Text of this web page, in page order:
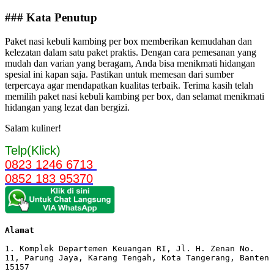
### Kata Penutup
Paket nasi kebuli kambing per box memberikan kemudahan dan
kelezatan dalam satu paket praktis. Dengan cara pemesanan yang
mudah dan varian yang beragam, Anda bisa menikmati hidangan
spesial ini kapan saja. Pastikan untuk memesan dari sumber
terpercaya agar mendapatkan kualitas terbaik. Terima kasih telah
memilih paket nasi kebuli kambing per box, dan selamat menikmati
hidangan yang lezat dan bergizi.
Salam kuliner!
Telp(Klick)
0823 1246 6713
0852 183 95370
Alamat
1. Komplek Departemen Keuangan RI, Jl. H. Zenan No.
11, Parung Jaya, Karang Tengah, Kota Tangerang, Banten
15157